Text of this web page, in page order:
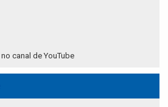
canal de YouTube